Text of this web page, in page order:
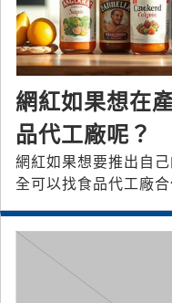
網紅如果想在
品代工廠呢？
網紅如果想要推出自
全可以找食品代工廠